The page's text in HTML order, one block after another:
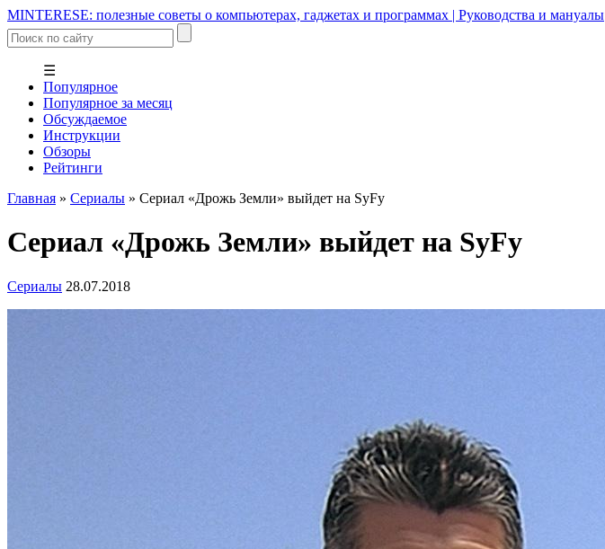
MINTERESE: полезные советы о компьютерах, гаджетах и программах | Руководства и мануалы
☰
Популярное
Популярное за месяц
Обсуждаемое
Инструкции
Обзоры
Рейтинги
Главная » Сериалы » Сериал «Дрожь Земли» выйдет на SyFy
Сериал «Дрожь Земли» выйдет на SyFy
Сериалы 28.07.2018